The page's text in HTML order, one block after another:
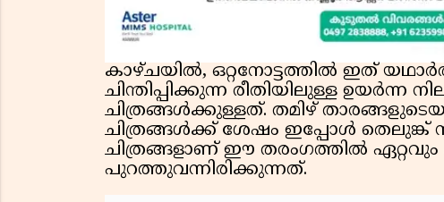
കാഴ്ചയിൽ, ഒറ്റനോട്ടത്തിൽ ഇത്
ചിന്തിപ്പിക്കുന്ന രീതിയിലുള്ള
ചിത്രങ്ങൾക്കുള്ളത്. തമിഴ്
ചിത്രങ്ങൾക്ക് ശേഷം ഇപ്പോൾ തെലുങ്ക്
ചിത്രങ്ങളാണ് ഈ തരംഗത്തിൽ ഏറ്റവും
പുറത്തുവന്നിരിക്കുന്നത്.